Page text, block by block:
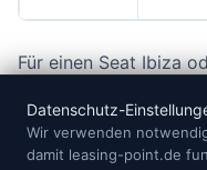
Für einen Seat Ibiza
Vertrag
einige Monate ein
Datenschutz-
Wir verwenden
damit leasing-point.de